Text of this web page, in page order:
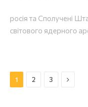
росія та Сполучені
світового ядерного
1 2 3 Далі